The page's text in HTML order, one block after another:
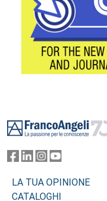
LA TUA OPINIONE
CATALOGHI